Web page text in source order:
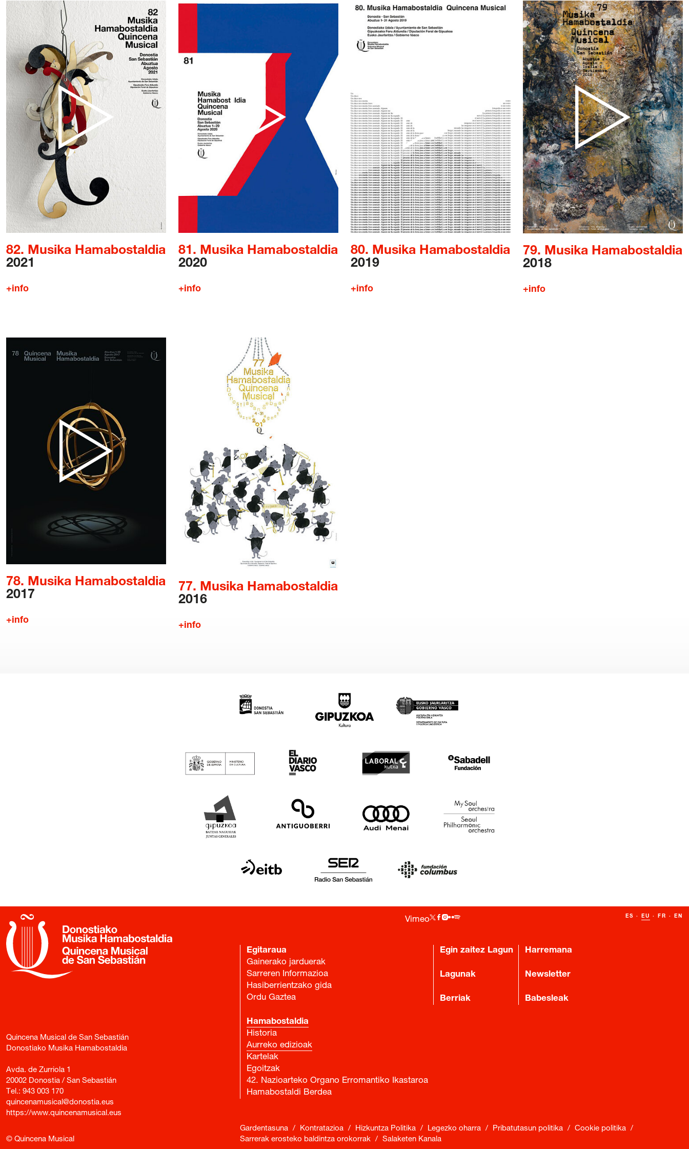
82. Musika Hamabostaldia
2021
+info
81. Musika Hamabostaldia
2020
+info
80. Musika Hamabostaldia
2019
+info
79. Musika Hamabostaldia
2018
+info
78. Musika Hamabostaldia
2017
+info
77. Musika Hamabostaldia
2016
+info
Quincena Musical de San Sebastián
Donostiako Musika Hamabostaldia
Avda. de Zurriola 1
20002 Donostia / San Sebastián
Tel.: 943 003 170
quincenamusical@donostia.eus
https://www.quincenamusical.eus
© Quincena Musical
Vimeo ES · EU · FR · EN
Egitaraua
Gainerako jarduerak
Sarreren Informazioa
Hasiberrientzako gida
Ordu Gaztea
Hamabostaldia
Historia
Aurreko edizioak
Kartelak
Egoitzak
42. Nazioarteko Organo Erromantiko Ikastaroa
Hamabostaldi Berdea
Egin zaitez Lagun
Lagunak
Berriak
Harremana
Newsletter
Babesleak
Gardentasuna / Kontratazioa / Hizkuntza Politika / Legezko oharra / Pribatutasun politika / Cookie politika /
Sarrerak erosteko baldintza orokorrak / Salaketen Kanala